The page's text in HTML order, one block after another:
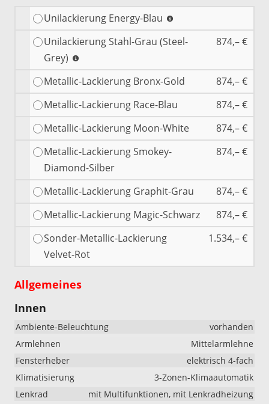
Unilackierung Energy-Blau
Unilackierung Stahl-Grau (Steel-
Grey)
874,– €
Metallic-Lackierung Bronx-Gold
874,– €
Metallic-Lackierung Race-Blau
874,– €
Metallic-Lackierung Moon-White
874,– €
Metallic-Lackierung Smokey-
Diamond-Silber
874,– €
Metallic-Lackierung Graphit-Grau
874,– €
Metallic-Lackierung Magic-Schwarz
874,– €
Sonder-Metallic-Lackierung
Velvet-Rot
1.534,– €
Allgemeines
Innen
Ambiente-Beleuchtung
vorhanden
Armlehnen
Mittelarmlehne
Fensterheber
elektrisch 4-fach
Klimatisierung
3-Zonen-Klimaautomatik
Lenkrad
mit Multifunktionen, mit Lenkradheizung